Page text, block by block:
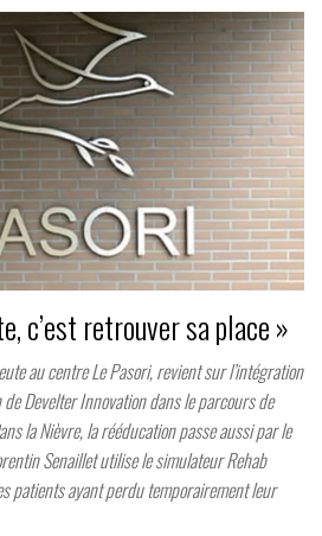
c’est retrouver sa place »
au centre Le Pasori, revient sur l’intégration
Develter Innovation dans le parcours de
la Nièvre, la rééducation passe aussi par le
Senaillet utilise le simulateur Rehab
patients ayant perdu temporairement leur